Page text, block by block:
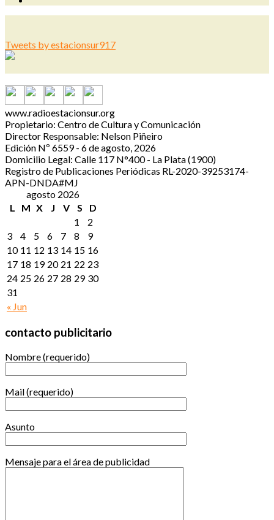
Tweets by estacionsur917
www.radioestacionsur.org
Propietario: Centro de Cultura y Comunicación
Director Responsable: Nelson Piñeiro
Edición Nº 6559 - 6 de agosto, 2026
Domicilio Legal: Calle 117 N°400 - La Plata (1900)
Registro de Publicaciones Periódicas RL-2020-39253174-
APN-DNDA#MJ
agosto 2026
L
M X J V S D
« Jun
1
2
3
4 5 6 7 8
9
10 11 12 13 14 15 16
17 18 19 20 21 22 23
24 25 26 27 28 29 30
31
contacto publicitario
Nombre (requerido)
Mail (requerido)
Asunto
Mensaje para el área de publicidad